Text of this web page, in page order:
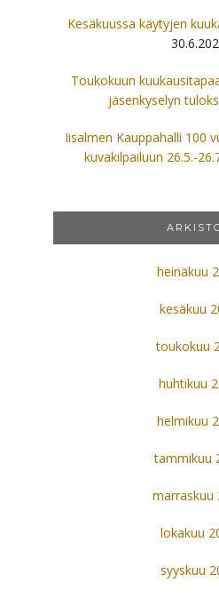
Kesäkuussa käytyjen
Toukokuun
jäsenkyselyn
Iisalmen Kauppahalli 100
kuvakilpailuun 26.5.-
heinäkuu
kesäkuu
toukokuu
huhtikuu
helmikuu
tammikuu
marraskuu
lokakuu
syyskuu